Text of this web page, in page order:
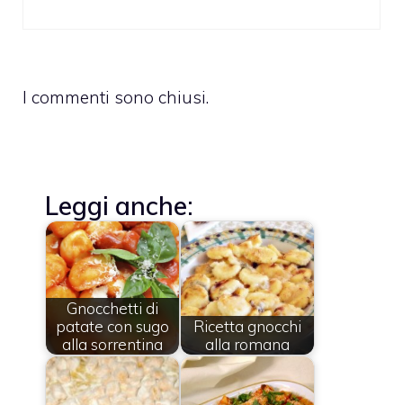
I commenti sono chiusi.
Leggi anche:
Gnocchetti di
patate con sugo
alla sorrentina
Ricetta gnocchi
alla romana